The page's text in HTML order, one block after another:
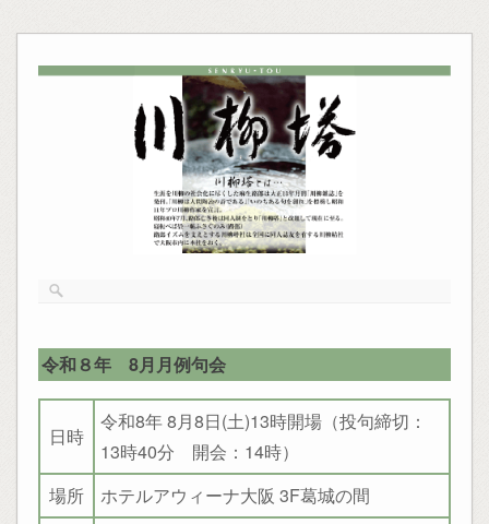
令和８年 8月月例句会
日時
令和8年 8月8日(土)13時開場（投句締切：
13時40分 開会：14時）
場所
ホテルアウィーナ大阪 3F葛城の間